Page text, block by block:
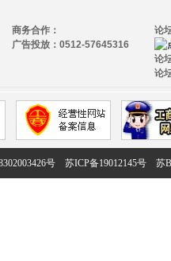
论
论
论
商务合作：
广告投放：0512-57645316
号 苏ICP备19012145号 苏